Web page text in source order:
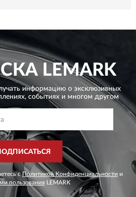
LEMARK
информацию о эксклюзивных
событиях и многом другом
сПолитикой Конфиденциальности и
пользования LEMARK